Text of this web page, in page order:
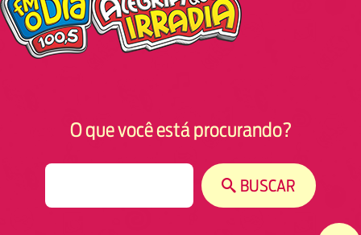
O que você está procurando?
BUSCAR